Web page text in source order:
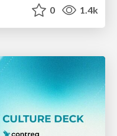
0 1.4k